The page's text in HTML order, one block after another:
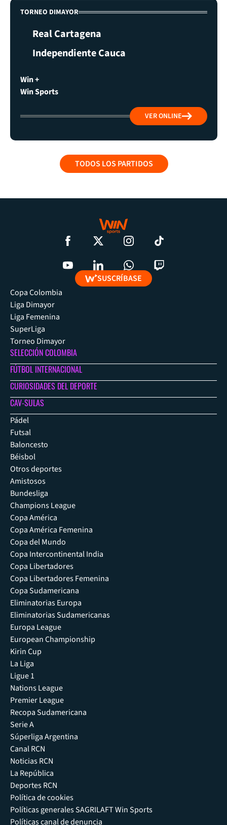
TORNEO DIMAYOR
Real Cartagena
Independiente Cauca
Win +
Win Sports
VER ONLINE
TODOS LOS PARTIDOS
SUSCRÍBASE
Copa Colombia
Liga Dimayor
Liga Femenina
SuperLiga
Torneo Dimayor
SELECCIÓN COLOMBIA
FÚTBOL INTERNACIONAL
CURIOSIDADES DEL DEPORTE
CAV-SULAS
Pádel
Futsal
Baloncesto
Béisbol
Otros deportes
Amistosos
Bundesliga
Champions League
Copa América
Copa América Femenina
Copa del Mundo
Copa Intercontinental India
Copa Libertadores
Copa Libertadores Femenina
Copa Sudamericana
Eliminatorias Europa
Eliminatorias Sudamericanas
Europa League
European Championship
Kirin Cup
La Liga
Ligue 1
Nations League
Premier League
Recopa Sudamericana
Serie A
Súperliga Argentina
Canal RCN
Noticias RCN
La República
Deportes RCN
Política de cookies
Políticas generales SAGRILAFT Win Sports
Políticas canal de denuncia